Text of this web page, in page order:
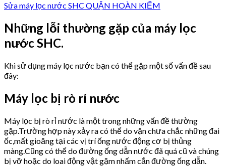
Sửa máy lọc nước SHC QUẬN HOÀN KIẾM
Những lỗi thường gặp của máy lọc
nước SHC.
Khi sử dụng máy lọc nước bạn có thể gặp một số vấn đề sau
đây:
Máy lọc bị rò rỉ nước
Máy lọc bị rò rỉ nước là một trong những vấn đề thường
gặp.Trường hợp này xảy ra có thể do vặn chưa chắc những đai
ốc,mất gioăng tại các vị trí ống nước động cơ bị thủng
màng.Cũng có thể do đường ống dẫn nước đã quá cũ và chúng
bị vỡ hoặc do loai động vật gặm nhấm cắn đường ống dẫn.